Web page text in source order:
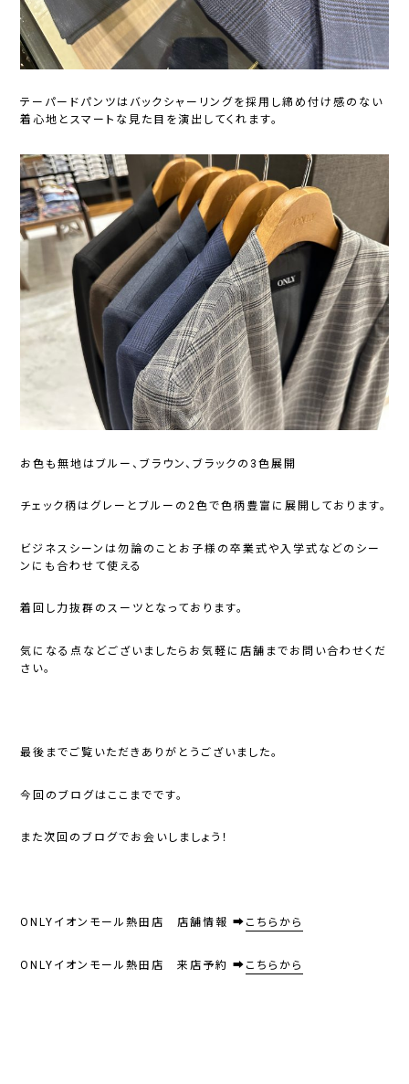
テーパードパンツはバックシャーリングを採用し締め付け感のない
着心地とスマートな見た目を演出してくれます。
お色も無地はブルー、ブラウン、ブラックの3色展開
チェック柄はグレーとブルーの2色で色柄豊富に展開しております。
ビジネスシーンは勿論のことお子様の卒業式や入学式などのシー
ンにも合わせて使える
着回し力抜群のスーツとなっております。
気になる点などございましたらお気軽に店舗までお問い合わせくだ
さい。
最後までご覧いただきありがとうございました。
今回のブログはここまでです。
また次回のブログでお会いしましょう！
ONLYイオンモール熱田店 店舗情報 ➡ こちらから
ONLYイオンモール熱田店 来店予約 ➡ こちらから